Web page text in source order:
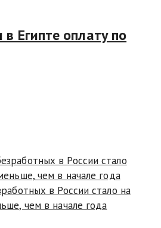
Египте оплату по
в России стало на
чем в начале года